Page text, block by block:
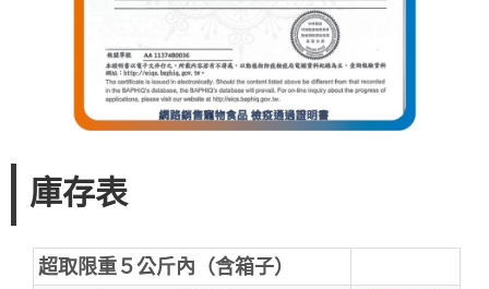
庫存表
超取限重５公斤內（含箱子）